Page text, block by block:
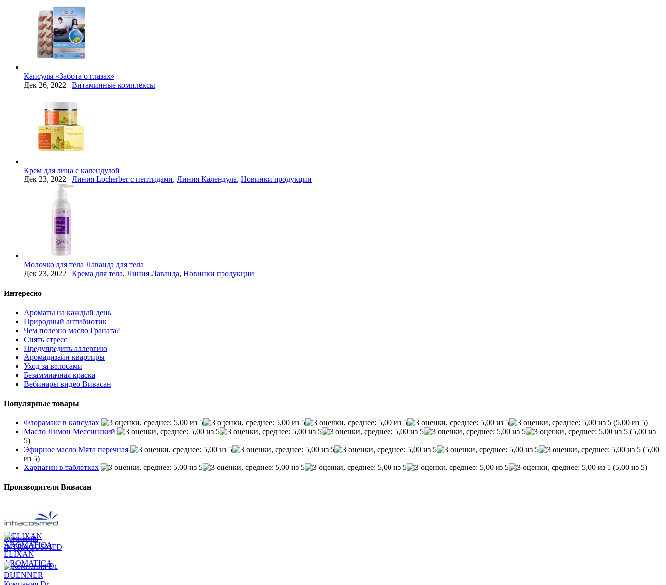
Капсулы «Забота о глазах»
Дек 26, 2022 | Витаминные комплексы
Крем для лица с календулой
Дек 23, 2022 | Линия Locherber с пептидами, Линия Календула, Новинки продукции
Молочко для тела Лаванда для тела
Дек 23, 2022 | Крема для тела, Линия Лаванда, Новинки продукции
Интересно
Ароматы на каждый день
Природный антибиотик
Чем полезно масло Граната?
Снять стресс
Предупредить аллергию
Аромадизайн квартиры
Уход за волосами
Безаммиачная краска
Вебинары видео Вивасан
Популярные товары
Флорамакс в капсулах
(5,00 из 5)
Масло Лимон Мессинский
(5,00 из
5)
Эфирное масло Мята перечная
(5,00
из 5)
Харпагин в таблетках
(5,00 из 5)
Производители Вивасан
Компания
INTRACOSMED
ELIXAN
AROMATICA